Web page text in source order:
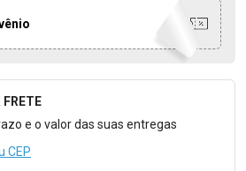
Calcular o Frete
FRETE
e o valor das suas entregas
CEP